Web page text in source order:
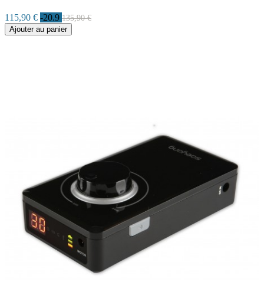
115,90 € -20.9 135,90 €
Ajouter au panier